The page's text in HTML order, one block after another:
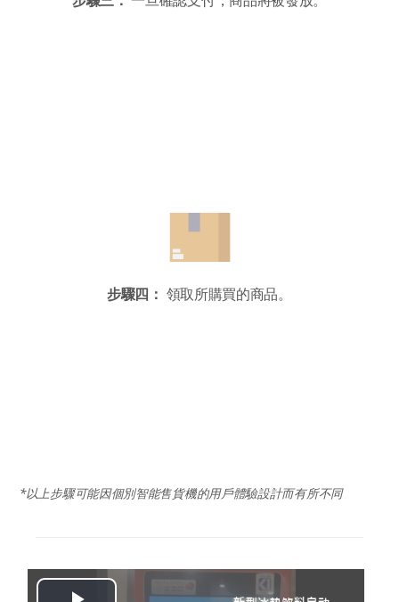
步驟四： 領取所購買的商品。
*以上步驟可能因個別智能售貨機的用戶體驗設計而有所不同